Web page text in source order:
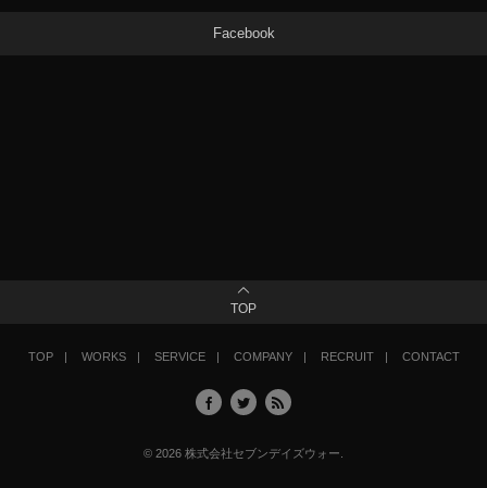
Facebook
TOP
TOP WORKS SERVICE COMPANY RECRUIT CONTACT
© 2026 株式会社セブンデイズウォー